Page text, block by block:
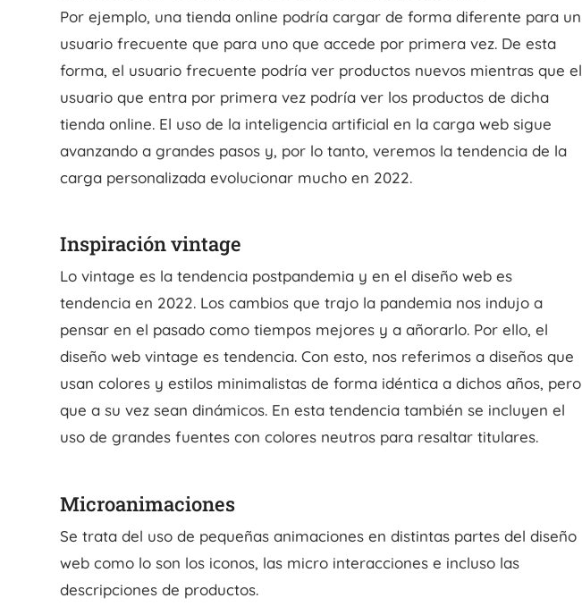
Por ejemplo, una tienda online podría cargar de forma diferente para un
usuario frecuente que para uno que accede por primera vez. De esta
forma, el usuario frecuente podría ver productos nuevos mientras que el
usuario que entra por primera vez podría ver los productos de dicha
tienda online. El uso de la inteligencia artificial en la carga web sigue
avanzando a grandes pasos y, por lo tanto, veremos la tendencia de la
carga personalizada evolucionar mucho en 2022.
Inspiración vintage
Lo vintage es la tendencia postpandemia y en el diseño web es
tendencia en 2022. Los cambios que trajo la pandemia nos indujo a
pensar en el pasado como tiempos mejores y a añorarlo. Por ello, el
diseño web vintage es tendencia. Con esto, nos referimos a diseños que
usan colores y estilos minimalistas de forma idéntica a dichos años, pero
que a su vez sean dinámicos. En esta tendencia también se incluyen el
uso de grandes fuentes con colores neutros para resaltar titulares.
Microanimaciones
Se trata del uso de pequeñas animaciones en distintas partes del diseño
web como lo son los iconos, las micro interacciones e incluso las
descripciones de productos.